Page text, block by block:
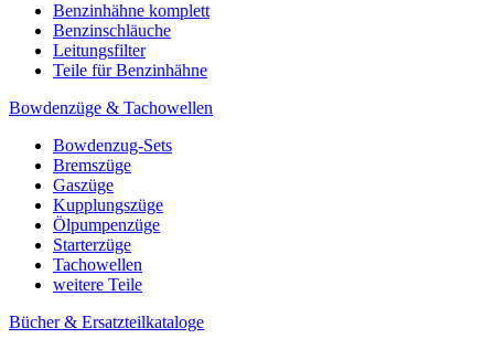
Benzinhähne komplett
Benzinschläuche
Leitungsfilter
Teile für Benzinhähne
Bowdenzüge & Tachowellen
Bowdenzug-Sets
Bremszüge
Gaszüge
Kupplungszüge
Ölpumpenzüge
Starterzüge
Tachowellen
weitere Teile
Bücher & Ersatzteilkataloge